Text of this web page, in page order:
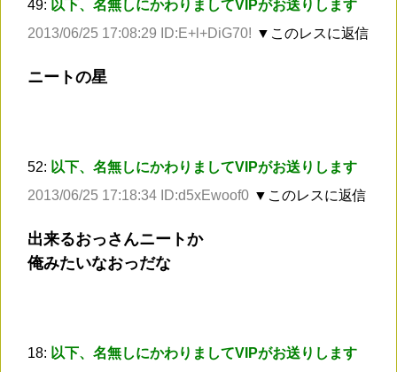
49: 以下、名無しにかわりましてVIPがお送りします
2013/06/25 17:08:29 ID:E+l+DiG70! ▼このレスに返信
ニートの星
52: 以下、名無しにかわりましてVIPがお送りします
2013/06/25 17:18:34 ID:d5xEwoof0 ▼このレスに返信
出来るおっさんニートか
俺みたいなおっだな
18: 以下、名無しにかわりましてVIPがお送りします